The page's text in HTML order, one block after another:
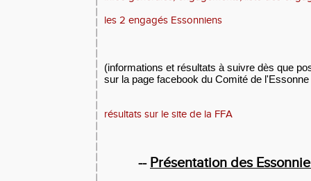
les 2 engagés Essonniens
(informations et résultats à suivre dès que
sur la page facebook du Comité de l'Essonne
résultats sur le site de la FFA
-- Présentation des